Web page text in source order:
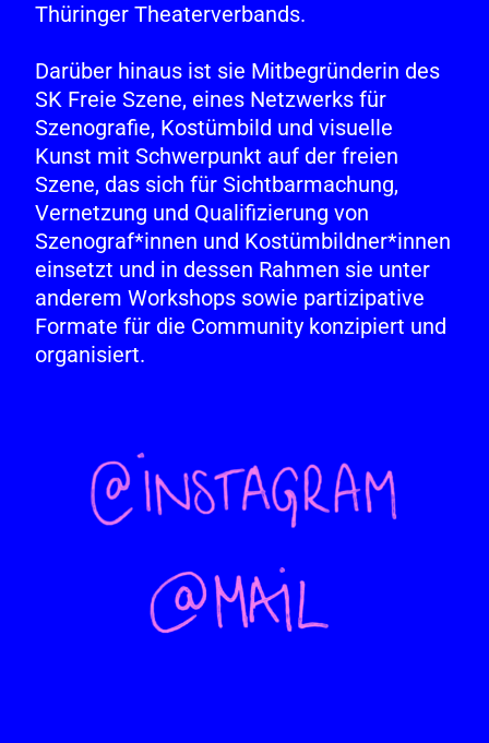
Thüringer Theaterverbands.
Darüber hinaus ist sie Mitbegründerin des
SK Freie Szene, eines Netzwerks für
Szenografie, Kostümbild und visuelle
Kunst mit Schwerpunkt auf der freien
Szene, das sich für Sichtbarmachung,
Vernetzung und Qualifizierung von
Szenograf*innen und Kostümbildner*innen
einsetzt und in dessen Rahmen sie unter
anderem Workshops sowie partizipative
Formate für die Community konzipiert und
organisiert.